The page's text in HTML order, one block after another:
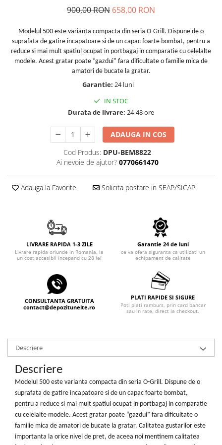
Aparat spalat cu presiune
Batoze porumb
Bricolaj
Echipamente pentru atelier
Lopeti pentru zapada
Unelte pentru gradina
Accesorii drujbe
Drujbe cu acumulator
Echipamente ferma
Instalatii sanitare
Masini de maturat si accesorii
Accesorii motocositoare
Accesorii pentru masini de tuns
gazon
Masini de tuns iarba/gazon
Tractorase pentru gazon
Mobilier pentru gradina
Mori de macinat cereale
Pompe de apa
Aeroterme industriale
Aparate de aer conditionat
Bormasini cu coloana
Masini de cusut saci
Suflanta pentru frunze
Capsatoare electrice
Scripeti si macarale
Scule multifuncționale
Telemetre Digitale
Topoare
Aparate de sudura
Invertoare sudura - IGBT / MMA
Aspiratoare
Accesorii auto
Echipamente industriale de
brichetare / peletizare
Echipamente pentru protectia
Generatoare
Pistoale de lipit
900,00 RON 658,00 RON
Modelul 500 este varianta compacta din seria O-Grill. Dispune de o
suprafata de gatire incapatoare si de un capac foarte bombat, pentru a
reduce si mai mult spatiul ocupat in portbagaj in comparatie cu celelalte
modele. Acest gratar poate “gazdui” fara dificultate o familie mica de
amatori de bucate la gratar.
Garantie: 24 luni
IN STOC
Durata de livrare: 24-48 ore
ADAUGA IN COS
Cod Produs: DPU-BEM8822
Ai nevoie de ajutor? 0770661470
Adauga la Favorite Solicita postare in SEAP/SICAP
LIVRARE RAPIDA 1-3 ZILE
Livrare rapida oriunde in Romania, la
un cost accesibil incepand cu 28 lei
Garantie 24 de luni
ce va ofera siguranta ca utilizati un
echipament de calitate
CONSULTANTA GRATUITA
contact@depozitunelte.ro
PLATI RAPIDE SI SIGURE
Poti plati ramburs, prin card bancar
sau in rate, direct la checkout.
Descriere
Descriere
Modelul 500 este varianta compacta din seria O-Grill. Dispune de o
suprafata de gatire incapatoare si de un capac foarte bombat,
pentru a reduce si mai mult spatiul ocupat in portbagaj in comparatie
cu celelalte modele. Acest gratar poate “gazdui” fara dificultate o
familie mica de amatori de bucate la gratar. Calitatea gustarilor este
importanta la orice nivel de pret, de aceea noi mentinem calitatea